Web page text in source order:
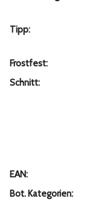
Tipp:
Frostfest:
Schnitt:
EAN:
Bot. Kategorien: